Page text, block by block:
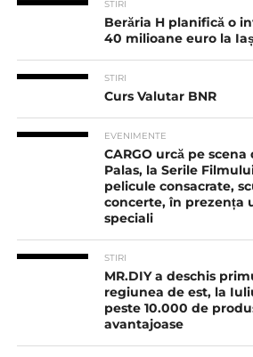
STIRI
Berăria H planifică o
40 milioane euro la
STIRI
Curs Valutar BNR
EVENIMENTE
CARGO urcă pe
Palas, la Serile
pelicule consacrate,
concerte, în prezența
speciali
STIRI
MR.DIY a deschis
regiunea de est, la
peste 10.000 de
avantajoase